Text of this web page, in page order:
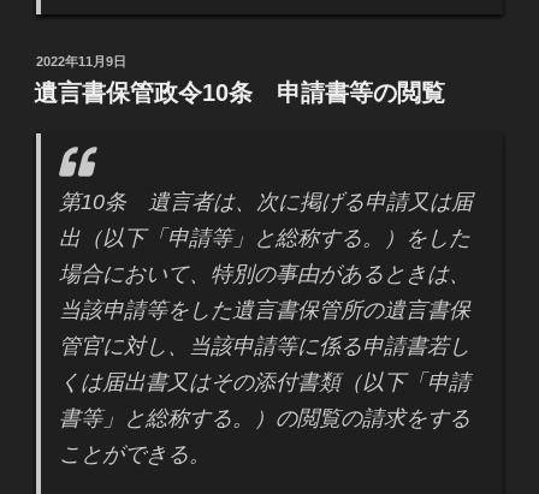
投
稿
日:
2022年11月9日
遺言書保管政令10条 申請書等の閲覧
第10条 遺言者は、次に掲げる申請又は届
出（以下「申請等」と総称する。）をした
場合において、特別の事由があるときは、
当該申請等をした遺言書保管所の遺言書保
管官に対し、当該申請等に係る申請書若し
くは届出書又はその添付書類（以下「申請
書等」と総称する。）の閲覧の請求をする
ことができる。